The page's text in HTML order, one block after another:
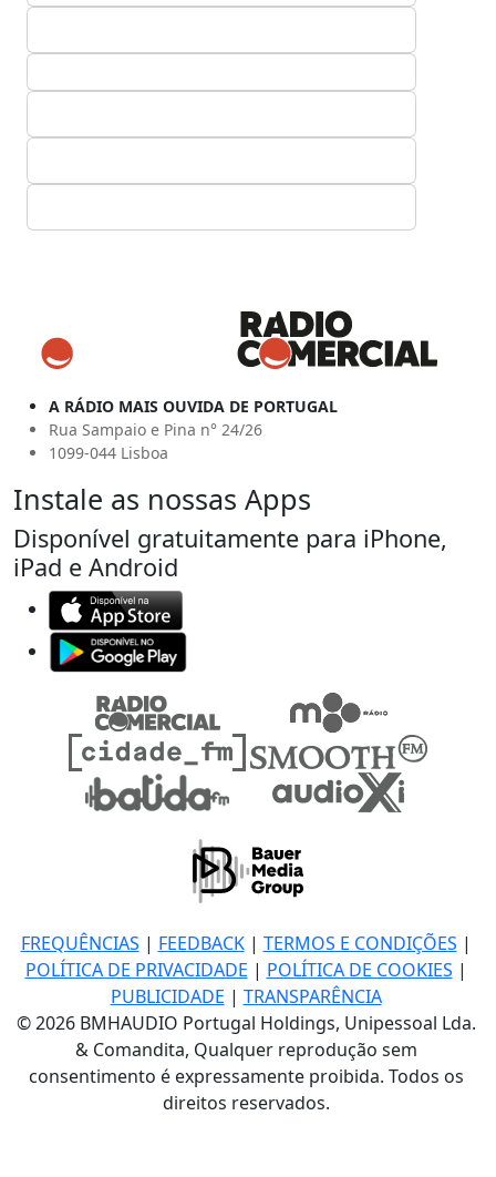
A RÁDIO MAIS OUVIDA DE PORTUGAL
Rua Sampaio e Pina n° 24/26
1099-044 Lisboa
Instale as nossas Apps
Disponível gratuitamente para iPhone,
iPad e Android
FREQUÊNCIAS | FEEDBACK| TERMOS E CONDIÇÕES |
POLÍTICA DE PRIVACIDADE | POLÍTICA DE COOKIES |
PUBLICIDADE | TRANSPARÊNCIA
© 2026 BMHAUDIO Portugal Holdings, Unipessoal Lda.
& Comandita, Qualquer reprodução sem
consentimento é expressamente proibida. Todos os
direitos reservados.